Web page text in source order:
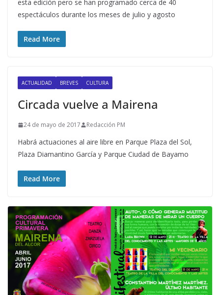
esta edición pero se han programado cerca de 40
espectáculos durante los meses de julio y agosto
Read More
ACTUALIDAD BREVES CULTURA
Circada vuelve a Mairena
24 de mayo de 2017 Redacción PM
Habrá actuaciones al aire libre en Parque Plaza del Sol,
Plaza Diamantino García y Parque Ciudad de Bayamo
Read More